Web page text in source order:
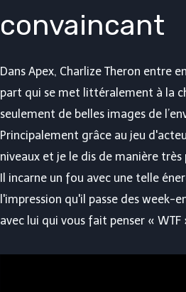
convaincant
Dans Apex, Charlize Theron entre
part qui se met littéralement à la
seulement de belles images de
Principalement grâce au jeu
niveaux et je le dis de manière très
Il incarne un fou avec une telle
l'impression qu'il passe des week-
avec lui qui vous fait penser «